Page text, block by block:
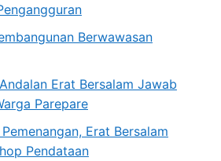
Berwawasan
Erat Bersalam Jawab
Parepare
Erat Bersalam
Pendataan